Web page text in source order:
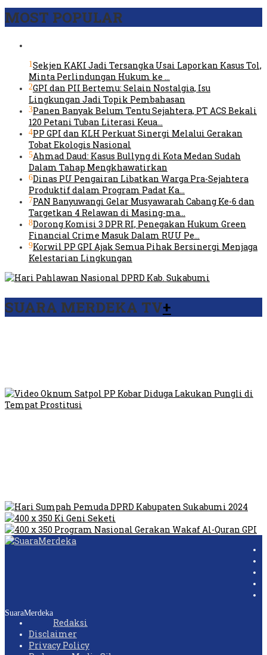
MOST POPULAR
1Sekjen KAKI Jadi Tersangka Usai Laporkan Kasus Tol,
Minta Perlindungan Hukum ke …
2GPI dan PII Bertemu: Selain Nostalgia, Isu
Lingkungan Jadi Topik Pembahasan
3Panen Banyak Belum Tentu Sejahtera, PT ACS Bekali
120 Petani Tuban Literasi Keua…
4PP GPI dan KLH Perkuat Sinergi Melalui Gerakan
Tobat Ekologis Nasional
5Ahmad Daud: Kasus Bullyng di Kota Medan Sudah
Dalam Tahap Mengkhawatirkan
6Dinas PU Pengairan Libatkan Warga Pra-Sejahtera
Produktif dalam Program Padat Ka…
7PAN Banyuwangi Gelar Musyawarah Cabang Ke-6 dan
Targetkan 4 Relawan di Masing-ma…
8Dorong Komisi 3 DPR RI, Penegakan Hukum Green
Financial Crime Masuk Dalam RUU Pe…
9Korwil PP GPI Ajak Semua Pihak Bersinergi Menjaga
Kelestarian Lingkungan
SUARA MERDEKA TV+
SuaraMerdeka
Redaksi
Disclaimer
Privacy Policy